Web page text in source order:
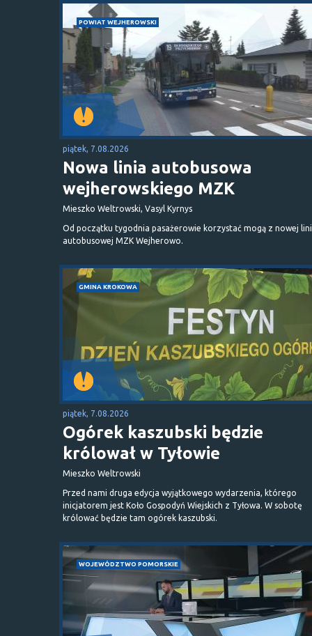
POWIAT WEJHEROWSKI
piątek, 7.08.2026
Nowa linia autobusowa
wejherowskiego MZK
Mieszko Weltrowski, Vasyl Kyrnys
Od początku tygodnia pasażerowie korzystać mogą z nowej
autobusowej MZK Wejherowo.
GMINA KROKOWA
piątek, 7.08.2026
Ogórek kaszubski będzie
królował w Tyłowie
Mieszko Weltrowski
Przed nami druga edycja wyjątkowego wydarzenia, którego
inicjatorem jest Koło Gospodyń Wiejskich z Tyłowa. W sobotę
królować będzie tam ogórek kaszubski.
WOJEWÓDZTWO POMORSKIE